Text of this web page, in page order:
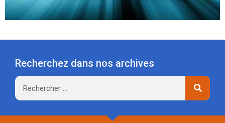
Recherchez dans nos archives
Rechercher